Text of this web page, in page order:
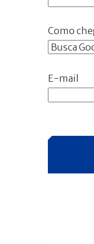
Como
E-mail